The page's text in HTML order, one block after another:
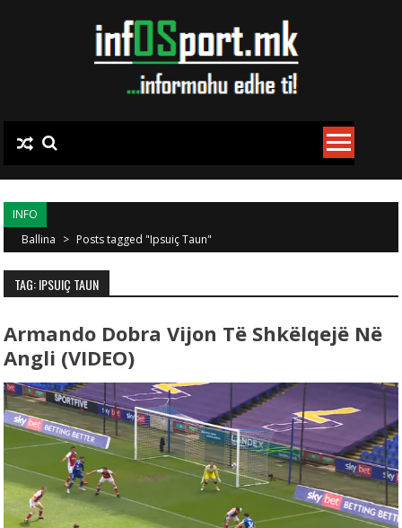
INFO
Ballina > Posts tagged "Ipsuiç Taun"
TAG: IPSUIÇ TAUN
Armando Dobra Vijon Të Shkëlqejë Në
Angli (VIDEO)